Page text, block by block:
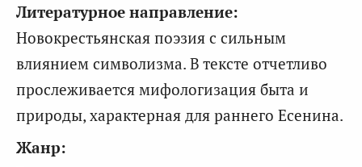
Литературное направление:
Новокрестьянская поэзия с сильным
влиянием символизма. В тексте отчетливо
прослеживается мифологизация быта и
природы, характерная для раннего Есенина.
Жанр: